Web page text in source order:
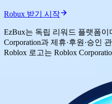
Robux 받기 시작
EzBux는 독립 리워드 플랫폼이
Corporation과 제휴·후원·승인
Roblox 로고는 Roblox